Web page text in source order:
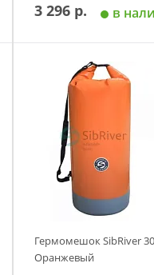
3 296 р. в
Добавить в
Гермомешок SibRiver
Оранжевый